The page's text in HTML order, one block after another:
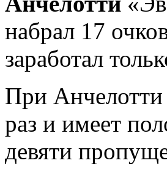
набрал 17
заработал
При
раз и имеет
девяти